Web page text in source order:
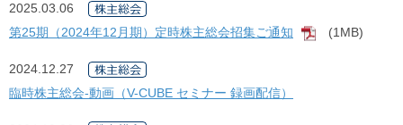
2025.03.06
第25期（2024年12月期）定時株主総会招集ご通知
[PDF]
(1MB)
2024.12.27
臨時株主総会-動画（V-CUBE セミナー 録画配信）